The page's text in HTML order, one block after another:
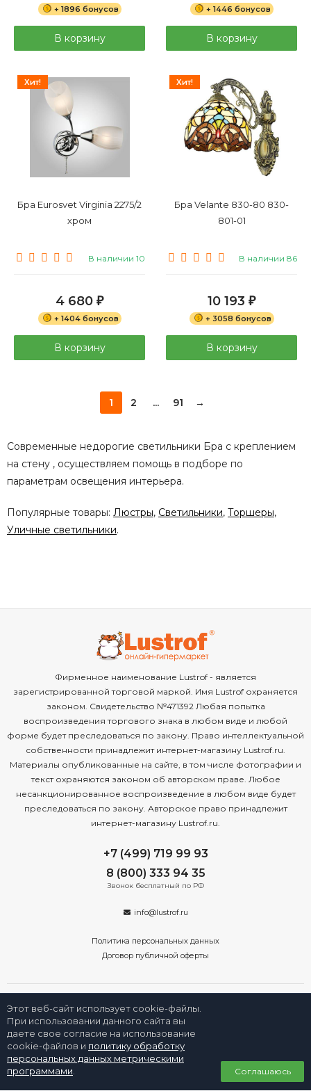
+ 1896 бонусов
В корзину
+ 1446 бонусов
В корзину
Хит!
Бра Eurosvet Virginia 2275/2
хром
В наличии 10
4 680 ₽
+ 1404 бонусов
В корзину
Хит!
Бра Velante 830-80 830-
801-01
В наличии 86
10 193 ₽
+ 3058 бонусов
В корзину
1 2 ... 91 →
Современные недорогие светильники Бра с креплением
на стену , осуществляем помощь в подборе по
параметрам освещения интерьера.
Популярные товары: Люстры, Светильники, Торшеры,
Уличные светильники.
Фирменное наименование Lustrof - является
зарегистрированной торговой маркой. Имя Lustrof охраняется
законом. Свидетельство №471392 Любая попытка
воспроизведения торгового знака в любом виде и любой
форме будет преследоваться по закону. Право интеллектуальной
собственности принадлежит интернет-магазину Lustrof.ru.
Материалы опубликованные на сайте, в том числе фотографии и
текст охраняются законом об авторском праве. Любое
несанкционированное воспроизведение в любом виде будет
преследоваться по закону. Авторское право принадлежит
интернет-магазину Lustrof.ru.
+7 (499) 719 99 93
8 (800) 333 94 35
Звонок бесплатный по РФ
info@lustrof.ru
Политика персональных данных
Договор публичной оферты
2008-2026 © Интернет-магазин «Люстроф» в Новосибирске - приборы
освещения для дома и улицы. Все права защищены.
Этот веб-сайт использует cookie-файлы.
При использовании данного сайта вы
даете свое согласие на использование
cookie-файлов и политику обработку
персональных данных метрическими
программами
Соглашаюсь